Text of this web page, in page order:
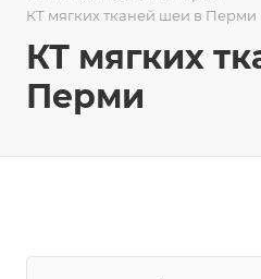
КТ мягких тканей шеи в Перми
КТ мягких
Перми